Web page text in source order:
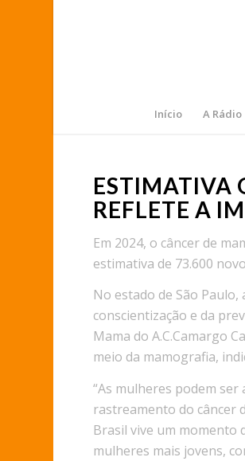
Início A Rádio
ESTIMATIVA
REFLETE A
Em 2024, o câncer de
estimativa de 73.600
No estado de São
conscientização e da
Mama do A.C.Camargo
meio da mamografia,
“As mulheres podem
rastreamento do câncer
Brasil vive um momento
mulheres mais jovens,